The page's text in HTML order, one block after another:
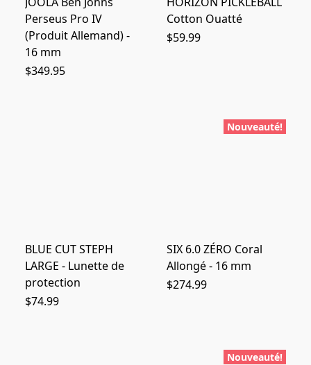
Perseus Pro IV
(Produit Allemand) -
16 mm
$349.95
Cotton Ouatté
$59.99
BLUE CUT STEPH
LARGE - Lunette de
protection
$74.99
Nouveauté!
SIX 6.0 ZÉRO Coral
Allongé - 16 mm
$274.99
Nouveauté!